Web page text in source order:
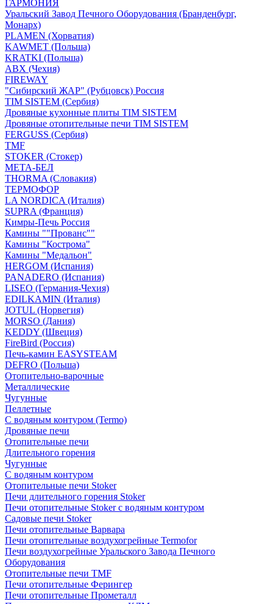
ГАРМОНИЯ
Уральский Завод Печного Оборудования (Бранденбург,
Монарх)
PLAMEN (Хорватия)
KAWMET (Польша)
KRATKI (Польша)
ABX (Чехия)
FIREWAY
"Сибирский ЖАР" (Рубцовск) Россия
TIM SISTEM (Сербия)
Дровяные кухонные плиты TIM SISTEM
Дровяные отопительные печи TIM SISTEM
FERGUSS (Сербия)
TMF
STOKER (Стокер)
МЕТА-БЕЛ
THORMA (Словакия)
ТЕРМОФОР
LA NORDICA (Италия)
SUPRA (Франция)
Кимры-Печь Россия
Камины ""Прованс""
Камины "Кострома"
Камины "Медальон"
HERGOM (Испания)
PANADERO (Испания)
LISEO (Германия-Чехия)
EDILKAMIN (Италия)
JOTUL (Норвегия)
MORSO (Дания)
KEDDY (Швеция)
FireBird (Россия)
Печь-камин EASYSTEAM
DEFRO (Польша)
Отопительно-варочные
Металлические
Чугунные
Пеллетные
С водяным контуром (Termo)
Дровяные печи
Отопительные печи
Длительного горения
Чугунные
C водяным контуром
Отопительные печи Stoker
Печи длительного горения Stoker
Печи отопительные Stoker с водяным контуром
Садовые печи Stoker
Печи отопительные Варвара
Печи отопительные воздухогрейные Termofor
Печи воздухогрейные Уральского Завода Печного
Оборудования
Отопительные печи TMF
Печи отопительные Ферингер
Печи отопительные Прометалл